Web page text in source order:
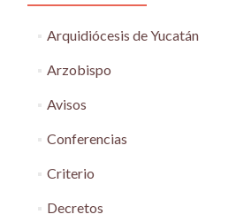
Arquidiócesis de Yucatán
Arzobispo
Avisos
Conferencias
Criterio
Decretos